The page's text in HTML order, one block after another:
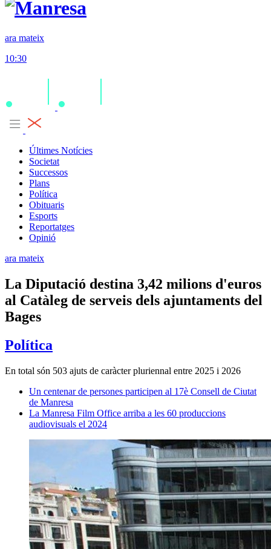
ara mateix
10:30
Últimes Notícies
Societat
Successos
Plans
Política
Obituaris
Esports
Reportatges
Opinió
ara mateix
La Diputació destina 3,42 milions d'euros
al Catàleg de serveis dels ajuntaments del
Bages
Política
En total són 503 ajuts de caràcter pluriennal entre 2025 i 2026
Un centenar de persones participen al 17è Consell de Ciutat
de Manresa
La Manresa Film Office arriba a les 60 produccions
audiovisuals el 2024